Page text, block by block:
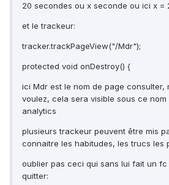
20 secondes ou x seconde ou ici x =
et le trackeur:
tracker.trackPageView("/Mdr");
protected void onDestroy() {
ici Mdr est le nom de page consulter,
voulez, cela sera visible sous ce
analytics
plusieurs trackeur peuvent être mis
connaitre les habitudes, les trucs les
oublier pas ceci qui sans lui fait un
quitter: